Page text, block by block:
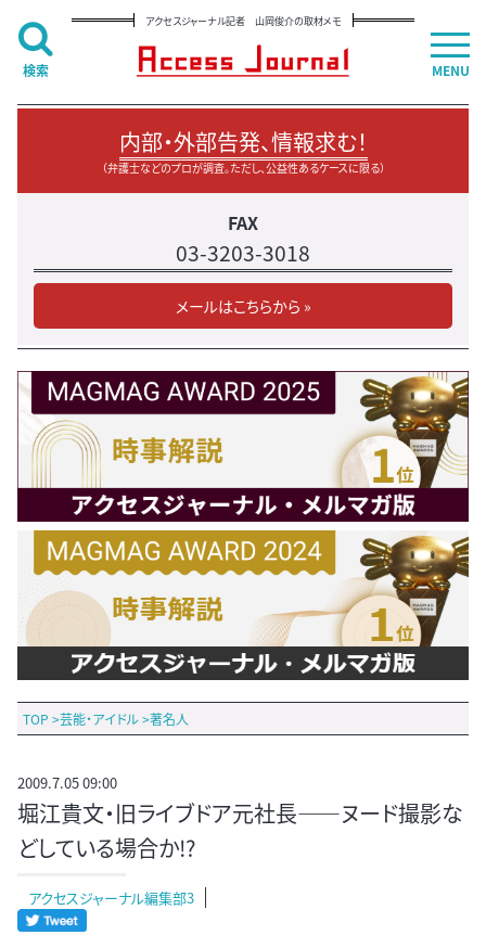
アクセスジャーナル記者 山岡俊介の取材メモ
内部・外部告発、情報求む！
（弁護士などのプロが調査。ただし、公益性あるケースに限る）
FAX
03-3203-3018
メールはこちらから »
TOP >芸能・アイドル>著名人
2009.7.05 09:00
堀江貴文・旧ライブドア元社長――ヌード撮影な
どしている場合か!?
アクセスジャーナル編集部3
MENU
検索